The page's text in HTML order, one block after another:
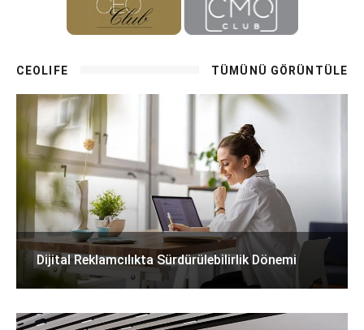
CEOLIFE TÜMÜNÜ GÖRÜNTÜLE
Dijital Reklamcılıkta Sürdürülebilirlik Dönemi